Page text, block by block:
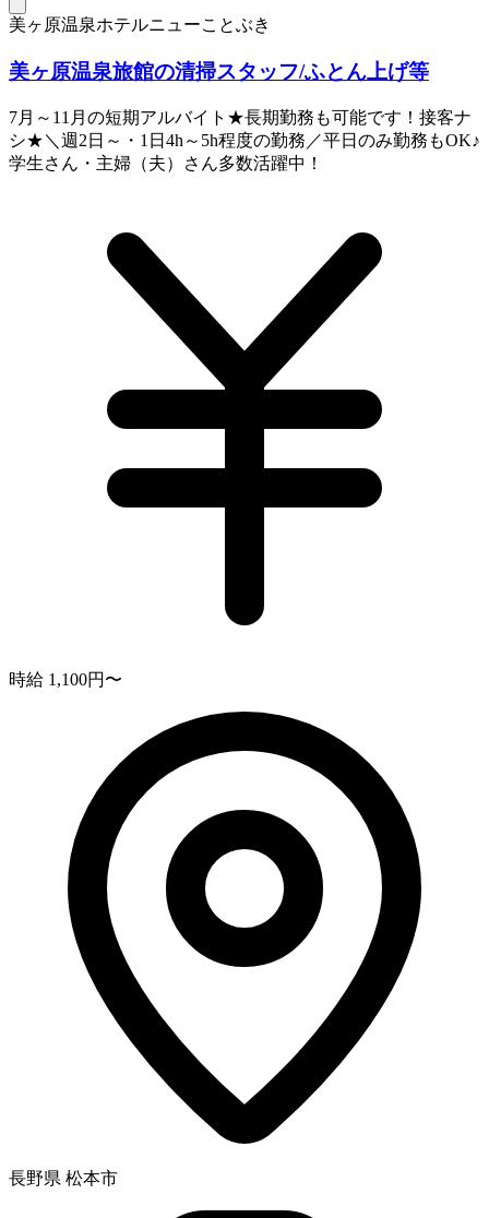
美ヶ原温泉ホテルニューことぶき
美ヶ原温泉旅館の清掃スタッフ/ふとん上げ等
7月～11月の短期アルバイト★長期勤務も可能です！接客ナ
シ★＼週2日～・1日4h～5h程度の勤務／平日のみ勤務もOK♪
学生さん・主婦（夫）さん多数活躍中！
時給 1,100円〜
長野県 松本市